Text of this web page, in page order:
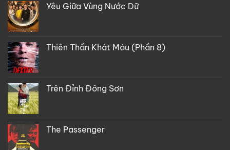
Yêu Giữa Vùng Nước Dữ
Thiên Thần Khát Máu (Phần 8)
Trên Đỉnh Đông Sơn
The Passenger